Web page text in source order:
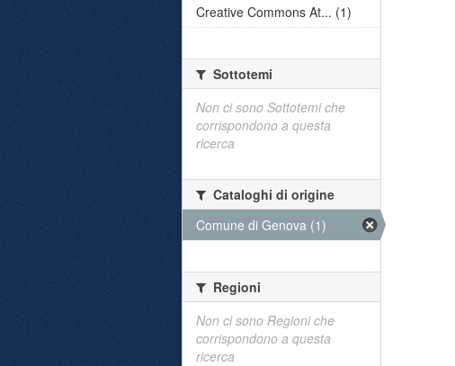
Creative Commons At... (1)
Sottotemi
Non ci sono Sottotemi che
corrispondono a questa
ricerca
Cataloghi di origine
Comune di Genova (1)
Regioni
Non ci sono Regioni che
corrispondono a questa
ricerca